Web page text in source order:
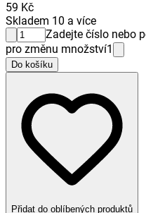
59 Kč
Skladem 10 a více
Zadejte číslo nebo
pro změnu množství1
Do košíku
Přidat do oblíbených produktů